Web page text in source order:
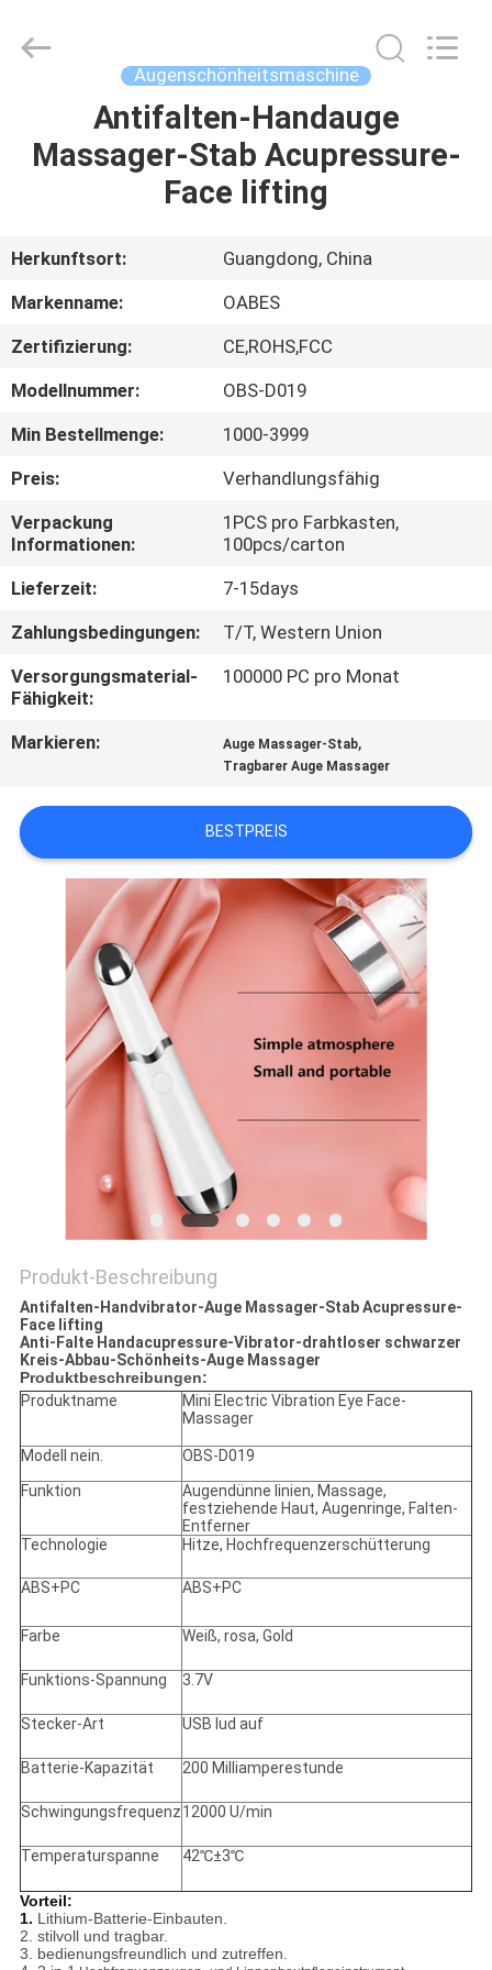
ÜBER
UNS
FABRIK-
AUSFLUG
QUALITÄTSKONTROLLE
TRETEN
SIE
MIT
IN
VERBINDUNG
FORDERN
SIE
EIN
ZITAT
Reserved.
Developed
Augenschönheitsmaschine
Antifalten-Handauge
Massager-Stab Acupressure-
Face lifting
Herkunftsort:
Guangdong, China
Markenname:
OABES
Zertifizierung:
CE,ROHS,FCC
Modellnummer:
OBS-D019
Min Bestellmenge:
1000-3999
Preis:
Verhandlungsfähig
Verpackung
Informationen:
1PCS pro Farbkasten,
100pcs/carton
Lieferzeit:
7-15days
Zahlungsbedingungen:
T/T, Western Union
Versorgungsmaterial-
Fähigkeit:
100000 PC pro Monat
Markieren: Auge Massager-Stab,
Tragbarer Auge Massager
BESTPREIS
Produkt-Beschreibung
Antifalten-Handvibrator-Auge Massager-Stab Acupressure-
Face lifting
Anti-Falte Handacupressure-Vibrator-drahtloser schwarzer
Kreis-Abbau-Schönheits-Auge Massager
Produktbeschreibungen:
Produktname
Mini Electric Vibration Eye Face-
Massager
Modell nein.
OBS-D019
Funktion
Augendünne linien, Massage,
festziehende Haut, Augenringe, Falten-
Entferner
Technologie
Hitze, Hochfrequenzerschütterung
ABS+PC ABS+PC
Farbe Weiß, rosa, Gold
Funktions-Spannung 3.7V
Stecker-Art USB lud auf
Batterie-Kapazität 200 Milliamperestunde
Schwingungsfrequenz12000 U/min
Temperaturspanne 42℃±3℃
Vorteil:
1. Lithium-Batterie-Einbauten.
2. stilvoll und tragbar.
3. bedienungsfreundlich und zutreffen.